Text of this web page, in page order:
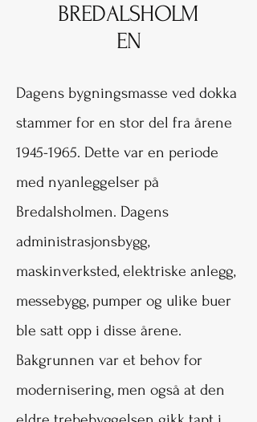
BREDALSHOLM
EN
Dagens bygningsmasse ved dokka
stammer for en stor del fra årene
1945-1965. Dette var en periode
med nyanleggelser på
Bredalsholmen. Dagens
administrasjonsbygg,
maskinverksted, elektriske anlegg,
messebygg, pumper og ulike buer
ble satt opp i disse årene.
Bakgrunnen var et behov for
modernisering, men også at den